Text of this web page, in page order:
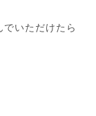
いただけたら